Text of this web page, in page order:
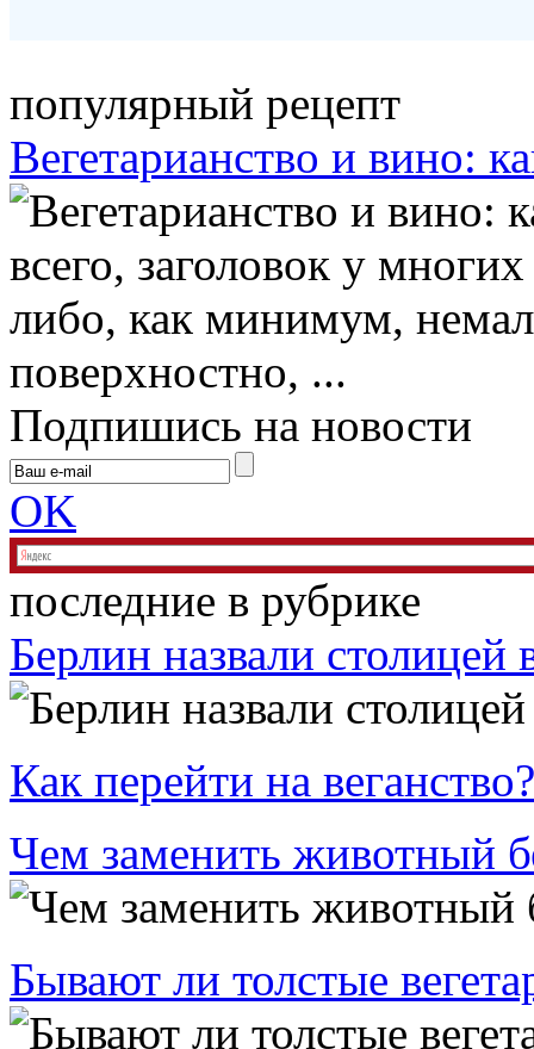
популярный рецепт
Вегетарианство и вино:
всего, заголовок у
либо, как минимум,
поверхностно, ...
Подпишись на новости
OK
последние в рубрике
Берлин назвали столицей
Как перейти на веганство?
Чем заменить животный
Бывают ли толстые